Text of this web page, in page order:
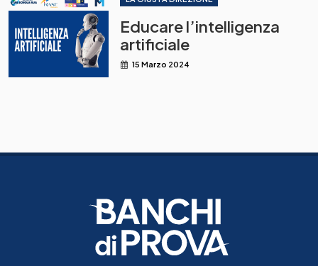
Educare l’intelligenza
artificiale
15 Marzo 2024